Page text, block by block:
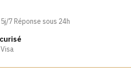
7 Réponse sous 24h